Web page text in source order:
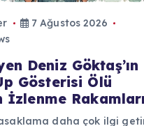
7 Ağustos 2026
Deniz Göktaş’ın
Gösterisi Ölü
İzlenme Rakamları
daha çok ilgi